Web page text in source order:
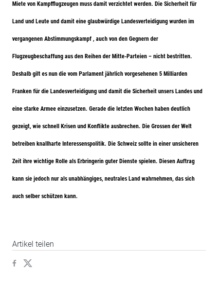
Miete von Kampfflugzeugen muss damit verzichtet werden. Die Sicherheit für
Land und Leute und damit eine glaubwürdige Landesverteidigung wurden im
vergangenen Abstimmungskampf , auch von den Gegnern der
Flugzeugbeschaffung aus den Reihen der Mitte-Parteien – nicht bestritten.
Deshalb gilt es nun die vom Parlament jährlich vorgesehenen 5 Milliarden
Franken für die Landesverteidigung und damit die Sicherheit unsers Landes und
eine starke Armee einzusetzen. Gerade die letzten Wochen haben deutlich
gezeigt, wie schnell Krisen und Konflikte ausbrechen. Die Grossen der Welt
betreiben knallharte Interessenspolitik. Die Schweiz sollte in einer unsicheren
Zeit ihre wichtige Rolle als Erbringerin guter Dienste spielen. Diesen Auftrag
kann sie jedoch nur als unabhängiges, neutrales Land wahrnehmen, das sich
auch selber schützen kann.
Artikel teilen